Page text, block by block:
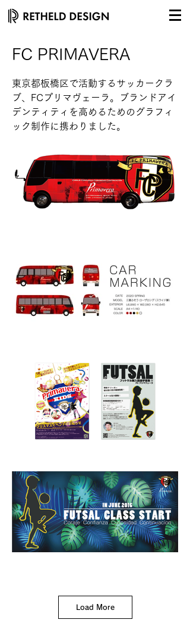
FC PRIMAVERA
東京都板橋区で活動するサッカークラ
ブ、FCプリマヴェーラ。ブランドアイ
デンティティを高めるためのグラフィ
ック制作に携わりました。
Load More